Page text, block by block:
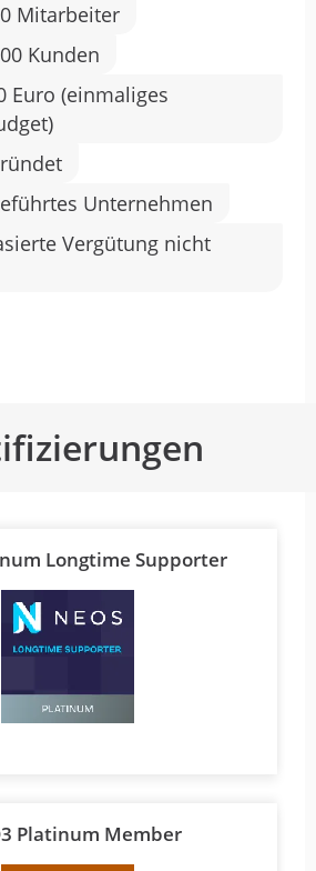
Mitarbeiter
Kunden
Euro (einmaliges
Unternehmen
Vergütung nicht
Longtime Supporter
Platinum Member